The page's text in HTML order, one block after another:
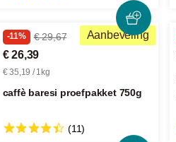
Aanbeveling
-11% € 29,67
€ 26,39
€ 35,19 / 1kg
caffè baresi proefpakket 750g
(11)